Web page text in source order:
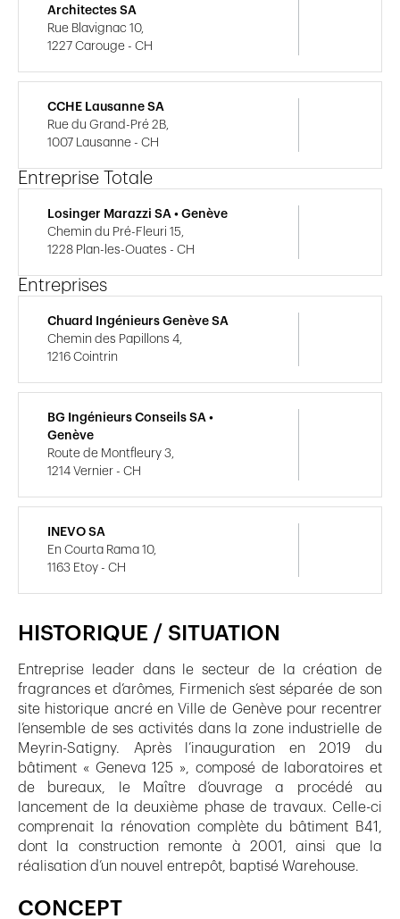
HISTORIQUE / SITUATION
Entreprise leader dans le secteur de la création de
fragrances et d’arômes, Firmenich s’est séparée de son
site historique ancré en Ville de Genève pour recentrer
l’ensemble de ses activités dans la zone industrielle de
Meyrin-Satigny. Après l’inauguration en 2019 du
bâtiment « Geneva 125 », composé de laboratoires et
de bureaux, le Maître d’ouvrage a procédé au
lancement de la deuxième phase de travaux. Celle-ci
comprenait la rénovation complète du bâtiment B41,
dont la construction remonte à 2001, ainsi que la
réalisation d’un nouvel entrepôt, baptisé Warehouse.
CONCEPT
Architectes SA
Rue Blavignac 10,
1227 Carouge - CH
CCHE Lausanne SA
Rue du Grand-Pré 2B,
1007 Lausanne - CH
Entreprise Totale
Losinger Marazzi SA • Genève
Chemin du Pré-Fleuri 15,
1228 Plan-les-Ouates - CH
Entreprises
Chuard Ingénieurs Genève SA
Chemin des Papillons 4,
1216 Cointrin
BG Ingénieurs Conseils SA •
Genève
Route de Montfleury 3,
1214 Vernier - CH
INEVO SA
En Courta Rama 10,
1163 Etoy - CH